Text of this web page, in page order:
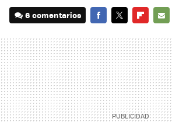
6 comentarios
MAIL